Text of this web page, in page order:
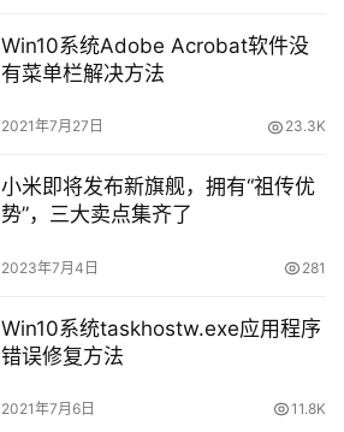
Win10系统Adobe Acrobat软件没
有菜单栏解决方法
2021年7月27日 23.3K
小米即将发布新旗舰，拥有“祖传优
势”，三大卖点集齐了
2023年7月4日 281
Win10系统taskhostw.exe应用程序
错误修复方法
2021年7月6日 11.8K